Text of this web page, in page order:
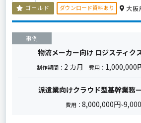
ゴールド ダウンロード資料あり 大阪
事例
物流メーカー向け ロジスティク
制作期間： 2 カ月 費用： 1,000,000
派遣業向けクラウド型基幹業務
費用： 8,000,000円~